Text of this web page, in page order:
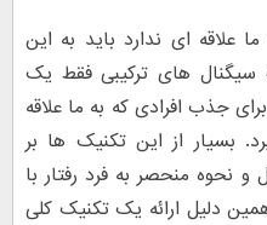
علاقه ای ندارد باید به این
سیگنال های ترکیبی فقط یک
جذب افرادی که به ما علاقه
بسیار از این تکنیک ها بر
منحصر به فرد رفتار با
دلیل ارائه یک تکنیک کلی